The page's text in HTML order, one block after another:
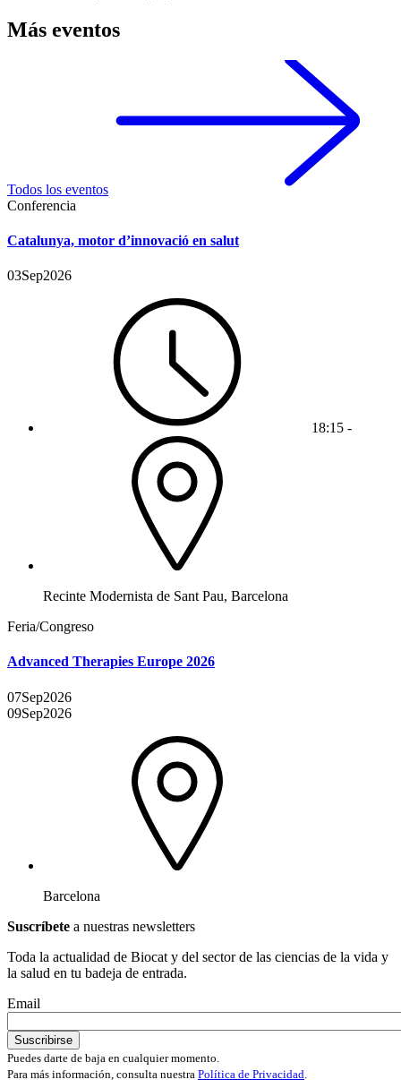
Más eventos
Todos los eventos
Conferencia
Catalunya, motor d’innovació en salut
03Sep2026
18:15 -
Recinte Modernista de Sant Pau, Barcelona
Feria/Congreso
Advanced Therapies Europe 2026
07Sep2026
09Sep2026
Barcelona
Suscríbete a nuestras newsletters
Toda la actualidad de Biocat y del sector de las ciencias de la vida y
la salud en tu badeja de entrada.
Email
Puedes darte de baja en cualquier momento.
Para más información, consulta nuestra Política de Privacidad